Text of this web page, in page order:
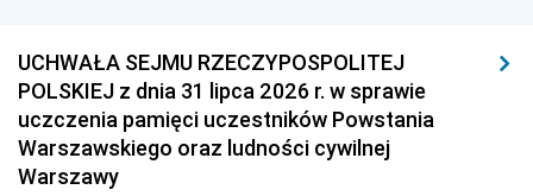
UCHWAŁA SEJMU RZECZYPOSPOLITEJ
POLSKIEJ z dnia 31 lipca 2026 r. w sprawie
uczczenia pamięci uczestników Powstania
Warszawskiego oraz ludności cywilnej
Warszawy